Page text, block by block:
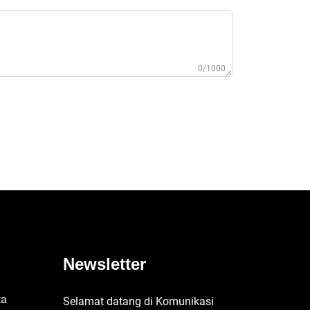
0/1000
Newsletter
Selamat datang di Komunikasi